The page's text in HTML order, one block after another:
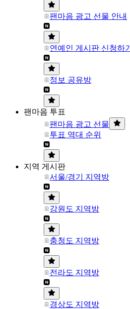
팬마음 광고 선물 안내
연예인 게시판 신청하기
정보 공유방
팬마음 투표
팬마음 광고 선물
투표 역대 순위
지역 게시판
서울/경기 지역방
강원도 지역방
충청도 지역방
전라도 지역방
경상도 지역방